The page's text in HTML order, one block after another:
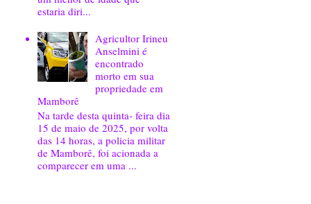
estaria diri...
Agricultor Irineu
Anselmini é
encontrado
morto em sua
propriedade em
Mamborê
Na tarde desta quinta- feira dia
15 de maio de 2025, por volta
das 14 horas, a policia militar
de Mamborê, foi acionada a
comparecer em uma ...